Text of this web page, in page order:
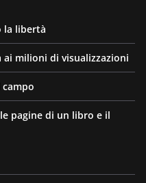
la libertà
ai milioni di visualizzazioni
pagine di un libro e il